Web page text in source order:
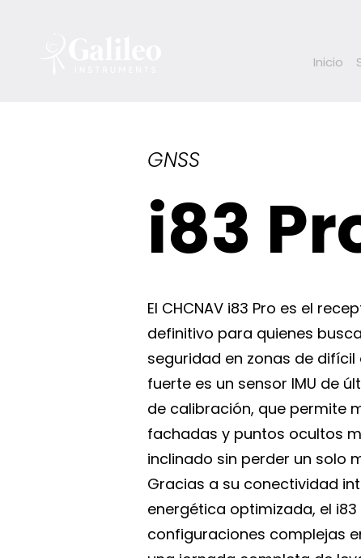
Inicio
GNSS
i83
El CHCNAV i83 Pro es el
definitivo para quienes
seguridad en zonas de difícil
fuerte es un sensor IMU de
de calibración, que permite
fachadas y puntos ocultos
inclinado sin perder un solo
Gracias a su conectividad
energética optimizada, el i83
configuraciones complejas